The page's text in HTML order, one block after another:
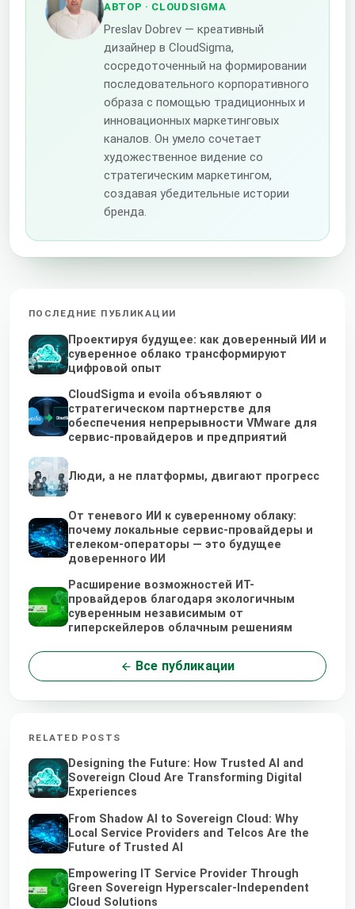
АВТОР · CLOUDSIGMA
Preslav Dobrev — креативный
дизайнер в CloudSigma,
сосредоточенный на формировании
последовательного корпоративного
образа с помощью традиционных и
инновационных маркетинговых
каналов. Он умело сочетает
художественное видение со
стратегическим маркетингом,
создавая убедительные истории
бренда.
ПОСЛЕДНИЕ ПУБЛИКАЦИИ
Проектируя будущее: как доверенный ИИ и
суверенное облако трансформируют
цифровой опыт
CloudSigma и evoila объявляют о
стратегическом партнерстве для
обеспечения непрерывности VMware для
сервис-провайдеров и предприятий
Люди, а не платформы, двигают прогресс
От теневого ИИ к суверенному облаку:
почему локальные сервис-провайдеры и
телеком-операторы — это будущее
доверенного ИИ
Расширение возможностей ИТ-
провайдеров благодаря экологичным
суверенным независимым от
гиперскейлеров облачным решениям
Все публикации
RELATED POSTS
Designing the Future: How Trusted AI and
Sovereign Cloud Are Transforming Digital
Experiences
From Shadow AI to Sovereign Cloud: Why
Local Service Providers and Telcos Are the
Future of Trusted AI
Empowering IT Service Provider Through
Green Sovereign Hyperscaler-Independent
Cloud Solutions